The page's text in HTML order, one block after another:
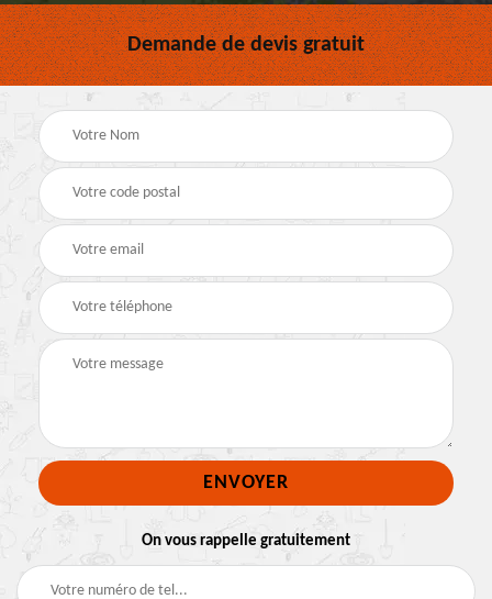
Demande de devis gratuit
On vous rappelle gratuitement